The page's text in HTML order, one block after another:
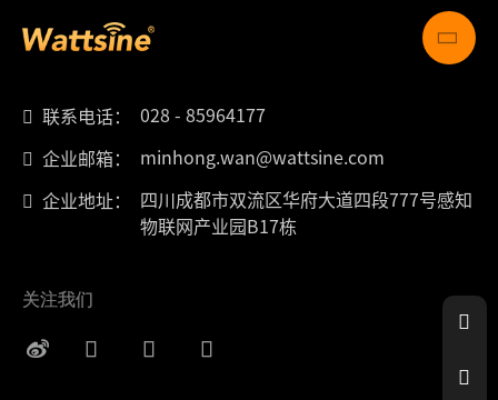
联系电话：
028 - 85964177
企业邮箱：
minhong.wan@wattsine.com
企业地址：
四川成都市双流区华府大道四段777号感知
物联网产业园B17栋
关注我们